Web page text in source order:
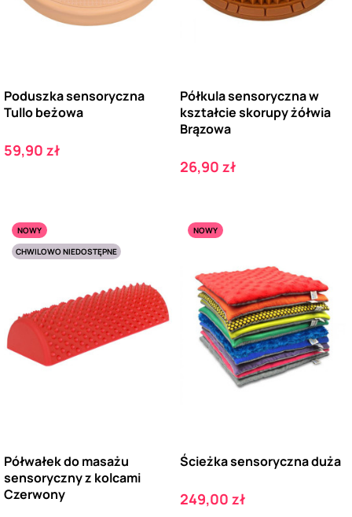
Poduszka sensoryczna
Tullo beżowa
Cena
59,90 zł
Półkula sensoryczna w
kształcie skorupy żółwia
Brązowa
Cena
26,90 zł
NOWY
CHWILOWO NIEDOSTĘPNE
Półwałek do masażu
sensoryczny z kolcami
Czerwony
NOWY
Ścieżka sensoryczna duża
Cena
249,00 zł